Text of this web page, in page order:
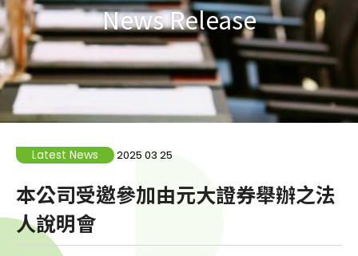
News Release
Latest News 2025 03 25
本公司受邀參加由元大證券舉辦之法
人說明會